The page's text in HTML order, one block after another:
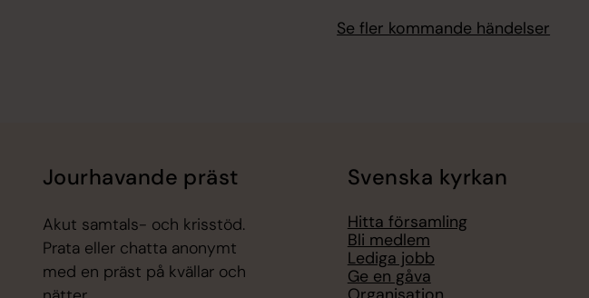
Se fler kommande händelser
Jourhavande präst
Akut samtals- och krisstöd.
Prata eller chatta anonymt
med en präst på kvällar och
Svenska kyrkan
Hitta församling
Bli medlem
Lediga jobb
Ge en gåva